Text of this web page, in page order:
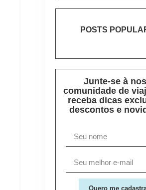
POSTS
Junte-se à
comunidade de
receba dicas
descontos e
Quero me